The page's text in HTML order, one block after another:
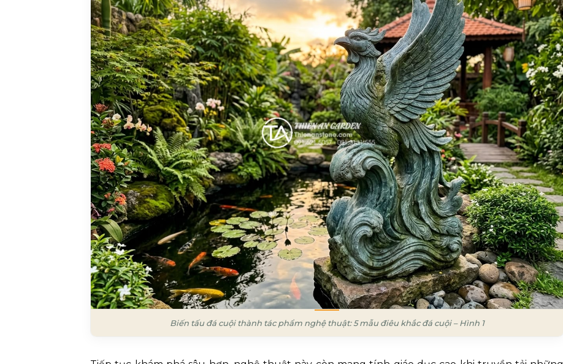
Biến tấu đá cuội thành tác phẩm nghệ thuật: 5 mẫu điêu khắc đá cuội – Hình 1